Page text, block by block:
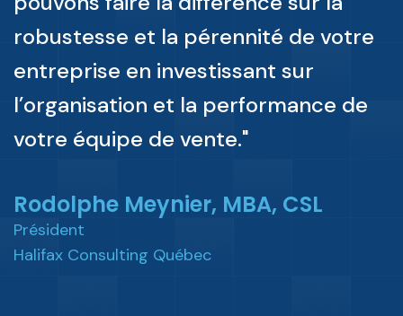
robustesse et la pérennité de votre
entreprise en investissant sur
l’organisation et la performance de
votre équipe de vente."
Rodolphe Meynier, MBA, CSL
Président
Halifax Consulting Québec